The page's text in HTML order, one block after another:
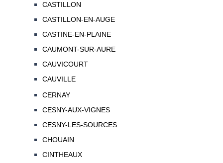
CASTILLON
CASTILLON-EN-AUGE
CASTINE-EN-PLAINE
CAUMONT-SUR-AURE
CAUVICOURT
CAUVILLE
CERNAY
CESNY-AUX-VIGNES
CESNY-LES-SOURCES
CHOUAIN
CINTHEAUX